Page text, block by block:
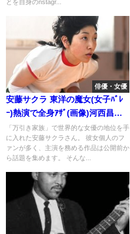
とを自身のnstagr...
俳優・女優
安藤サクラ 東洋の魔女(女子ﾊﾞﾚ
ｰ)熱演で全身ｱｻﾞ(画像)河西昌枝
の夫
「万引き家族」で世界的な女優の地位を手
に入れた安藤サクラさん。 彼女個人のフ
ァンが多く、主演を務める作品は公開前か
ら話題を集めます。 そんな...